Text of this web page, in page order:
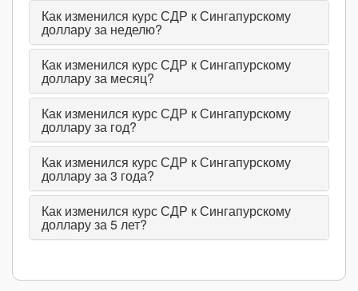
Как изменился курс СДР к Сингапурскому
доллару за неделю?
Как изменился курс СДР к Сингапурскому
доллару за месяц?
Как изменился курс СДР к Сингапурскому
доллару за год?
Как изменился курс СДР к Сингапурскому
доллару за 3 года?
Как изменился курс СДР к Сингапурскому
доллару за 5 лет?